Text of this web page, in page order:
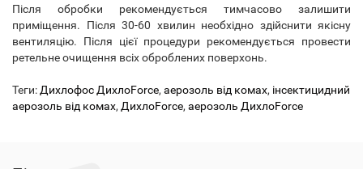
Після обробки рекомендується тимчасово залишити
приміщення. Після 30-60 хвилин необхідно здійснити якісну
вентиляцію. Після цієї процедури рекомендується провести
ретельне очищення всіх оброблених поверхонь.
Теги: Дихлофос ДихлоForce, аерозоль від комах, інсектицидний
аерозоль від комах, ДихлоForce, аерозоль ДихлоForce